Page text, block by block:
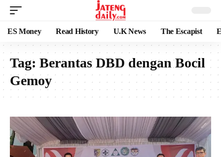
ES Money Read History U.K News The Escapist
Tag: Berantas DBD dengan Bocil
Gemoy